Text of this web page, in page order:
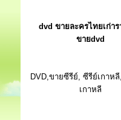
dvd ขายละครไทยเก่า
ขายdvd
DVD,ขายซีรีย์, ซีรีย์เกาห
เกาหลี